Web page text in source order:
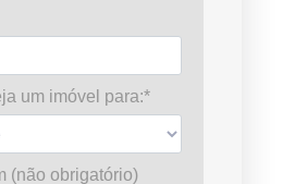
um imóvel para:*
(não obrigatório)